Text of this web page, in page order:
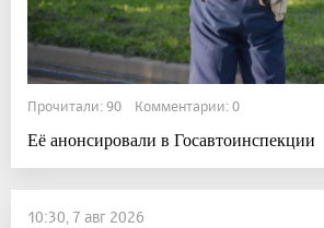
Прочитали: 90 Комментарии: 0
Её анонсировали в Госавтоинспекции
10:30, 7 авг 2026